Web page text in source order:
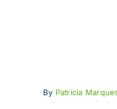
By Patrícia